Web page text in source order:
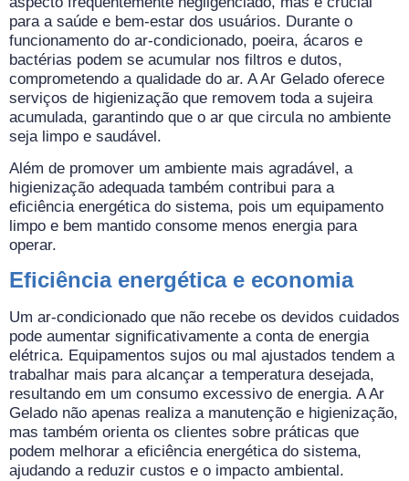
para a saúde e bem-estar dos usuários. Durante o
funcionamento do ar-condicionado, poeira, ácaros e
bactérias podem se acumular nos filtros e dutos,
comprometendo a qualidade do ar. A Ar Gelado oferece
serviços de higienização que removem toda a sujeira
acumulada, garantindo que o ar que circula no ambiente
seja limpo e saudável.
Além de promover um ambiente mais agradável, a
higienização adequada também contribui para a
eficiência energética do sistema, pois um equipamento
limpo e bem mantido consome menos energia para
operar.
Eficiência energética e economia
Um ar-condicionado que não recebe os devidos cuidados
pode aumentar significativamente a conta de energia
elétrica. Equipamentos sujos ou mal ajustados tendem a
trabalhar mais para alcançar a temperatura desejada,
resultando em um consumo excessivo de energia. A Ar
Gelado não apenas realiza a manutenção e higienização,
mas também orienta os clientes sobre práticas que
podem melhorar a eficiência energética do sistema,
ajudando a reduzir custos e o impacto ambiental.